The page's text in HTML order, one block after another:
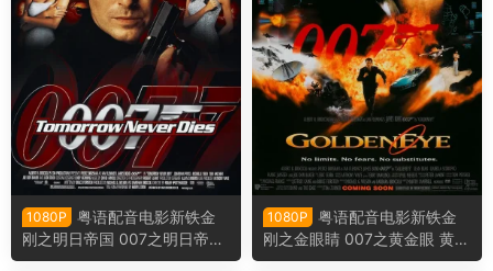
1080P
粤语配音电影新铁金
刚之明日帝国 007之明日帝国
致命关头 Tomorrow Never Di
1080P
粤语配音电影新铁金
刚之金眼睛 007之黄金眼 黄金
眼 GoldenEye